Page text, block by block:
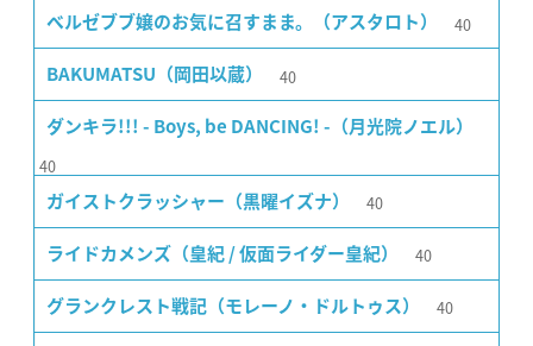
ベルゼブブ嬢のお気に召すまま。（アスタロト） 40
BAKUMATSU（岡田以蔵） 40
ダンキラ!!! - Boys, be DANCING! -（月光院ノエル）
40
ガイストクラッシャー（黒曜イズナ） 40
ライドカメンズ（皇紀 / 仮面ライダー皇紀） 40
グランクレスト戦記（モレーノ・ドルトゥス） 40